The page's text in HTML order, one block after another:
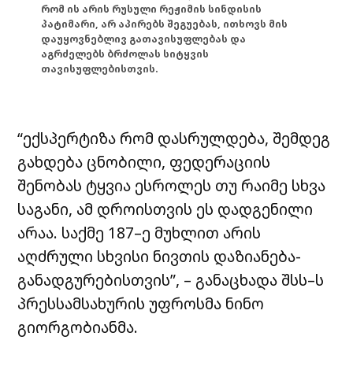
რომ ის არის რუსული რეჟიმის სინდისის
პატიმარი, არ აპირებს შეგუებას, ითხოვს მის
დაუყოვნებლივ გათავისუფლებას და
აგრძელებს ბრძოლას სიტყვის
თავისუფლებისთვის.
“ექსპერტიზა რომ დასრულდება, შემდეგ
გახდება ცნობილი, ფედერაციის
შენობას ტყვია ესროლეს თუ რაიმე სხვა
საგანი, ამ დროისთვის ეს დადგენილი
არაა. საქმე 187–ე მუხლით არის
აღძრული სხვისი ნივთის დაზიანება-
განადგურებისთვის”, – განაცხადა შსს–ს
პრესსამსახურის უფროსმა ნინო
გიორგობიანმა.